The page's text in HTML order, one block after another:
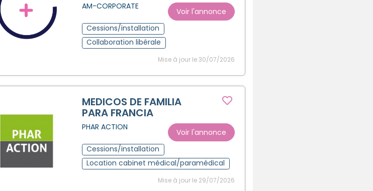
AM-CORPORATE
Voir l'annonce
Cessions/installation
Collaboration libérale
Mise à jour le 30/07/2026
MEDICOS DE FAMILIA
PARA FRANCIA
PHAR ACTION
Voir l'annonce
Cessions/installation
Location cabinet médical/paramédical
Mise à jour le 29/07/2026